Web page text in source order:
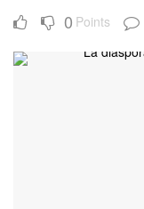
0 Points